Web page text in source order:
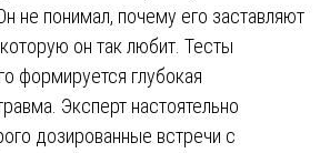
не понимал, почему его заставляют
он так любит. Тесты
формируется глубокая
Эксперт настоятельно
дозированные встречи с